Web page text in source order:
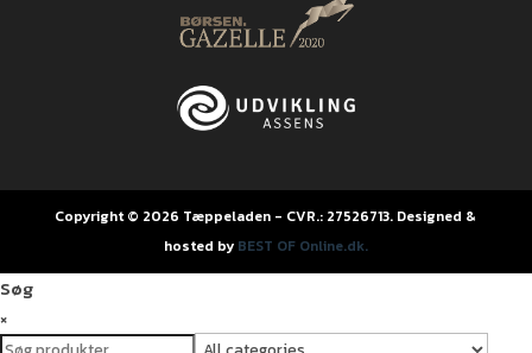
Copyright © 2026 Tæppeladen - CVR.: 27526713. Designed &
hosted by BEST OF Online.dk.
Søg
×